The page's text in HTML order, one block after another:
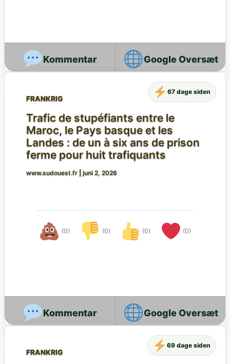
Google Oversæt
FRANKRIG
Trafic de stupéfiants entre le
Maroc, le Pays basque et les
Landes : de un à six ans de prison
ferme pour huit trafiquants
www.sudouest.fr juni 2, 2026
(0) (0) (0) (0)
67 dage siden
Google Oversæt
FRANKRIG
69 dage siden